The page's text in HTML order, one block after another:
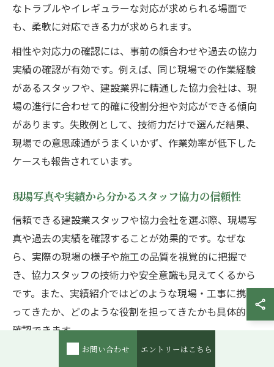
なトラブルやイレギュラーな対応が求められる場面で
も、柔軟に対応できる力が求められます。
相性や対応力の確認には、事前の顔合わせや過去の協力
実績の確認が有効です。例えば、同じ現場での作業経験
があるスタッフや、建設業界に精通した協力会社は、現
場の進行に合わせて的確に役割分担や対応ができる傾向
があります。失敗例として、技術力だけで選んだ結果、
現場での意思疎通がうまくいかず、作業効率が低下した
ケースも報告されています。
現場写真や実績から分かるスタッフ協力の信頼性
信頼できる建設業スタッフや協力会社を選ぶ際、現場写
真や過去の実績を確認することが効果的です。なぜな
ら、実際の現場の様子や施工の品質を視覚的に把握で
き、協力スタッフの技術力や安全意識も見えてくるから
です。また、実績紹介ではどのような現場・工事に携わ
ってきたか、どのような役割を担ってきたかも具体的に
確認できます。
現場写真や実績の確認ポイントとしては、現場の整理整
お問い合わせ エントリーはこちら